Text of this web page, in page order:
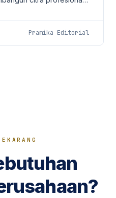
Pramika Editorial